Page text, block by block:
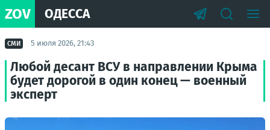
ZOV ОДЕССА
СМИ 5 июля 2026, 21:43
Любой десант ВСУ в направлении Крыма
будет дорогой в один конец — военный
эксперт